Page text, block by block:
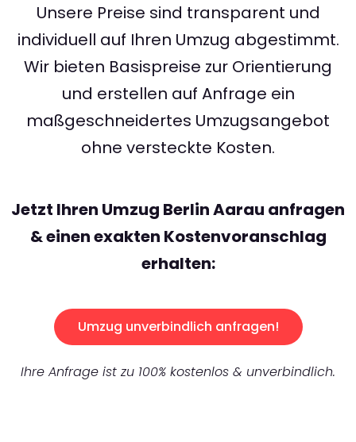
Unsere Preise sind transparent und
individuell auf Ihren Umzug abgestimmt.
Wir bieten Basispreise zur Orientierung
und erstellen auf Anfrage ein
maßgeschneidertes Umzugsangebot
ohne versteckte Kosten.
Jetzt Ihren Umzug Berlin Aarau anfragen
& einen exakten Kostenvoranschlag
erhalten:
Umzug unverbindlich anfragen!
Ihre Anfrage ist zu 100% kostenlos & unverbindlich.